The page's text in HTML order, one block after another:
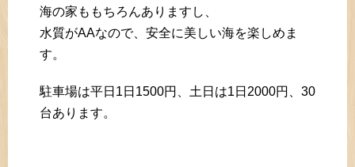
海の家ももちろんありますし、
水質がAAなので、安全に美しい海を楽しめま
す。
駐車場は平日1日1500円、土日は1日2000円、30
台あります。